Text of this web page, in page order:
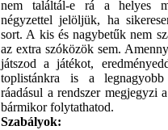
nem találtál-e rá a helyes
négyzettel jelöljük, ha
sort. A kis és nagybetűk nem
az extra szóközök sem.
játszod a játékot,
toplistánkra is a
ráadásul a rendszer megjegyzi
bármikor folytathatod.
Szabályok: